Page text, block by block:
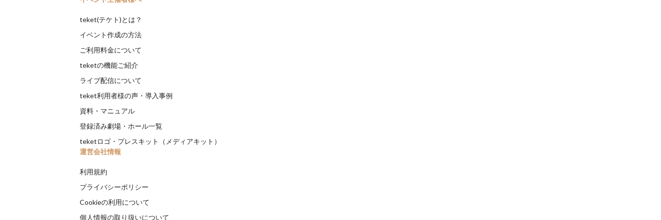
teket(テケト)とは？
イベント作成の方法
ご利用料金について
teketの機能ご紹介
ライブ配信について
teket利用者様の声・導入事例
資料・マニュアル
登録済み劇場・ホール一覧
teketロゴ・プレスキット（メディアキット）
運営会社情報
利用規約
プライバシーポリシー
Cookieの利用について
個人情報の取り扱いについて